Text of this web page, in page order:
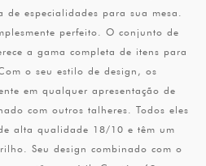
de especialidades para sua mesa.
perfeito. O conjunto de
a gama completa de itens para
o seu estilo de design, os
em qualquer apresentação de
com outros talheres. Todos eles
alta qualidade 18/10 e têm um
Seu design combinado com o